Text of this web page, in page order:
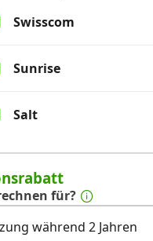
Swisscom
Sunrise
Salt
für?
während 2 Jahren